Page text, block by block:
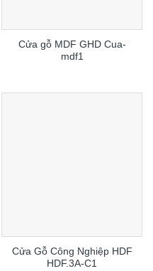
Cửa gỗ MDF GHD Cua-
mdf1
Cửa Gỗ Công Nghiệp HDF
HDF.3A-C1